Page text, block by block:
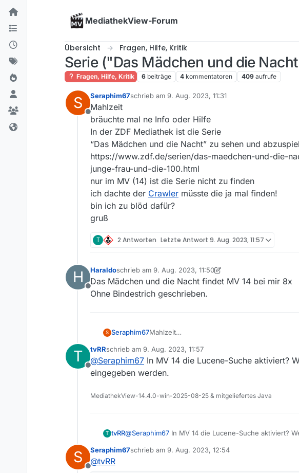
Skip to content
MediathekView-Forum
Übersicht Fragen, Hilfe, Kritik
Serie ("Das Mädchen und die
Fragen, Hilfe, Kritik 6 beiträge 4 kommentatoren 409 aufrufe
S
Offline
Seraphim67schrieb am 9. Aug. 2023, 11:31
zuletzt editiert von
Mahlzeit
bräuchte mal ne Info oder Hilfe
In der ZDF Mediathek ist die Serie
“Das Mädchen und die Nacht” zu sehen und
https://www.zdf.de/serien/das-maedchen-und-die-
junge-frau-und-die-100.html
nur im MV (14) ist die Serie nicht zu finden
ich dachte der Crawler müsste die ja mal finden!
bin ich zu blöd dafür?
gruß
T 2 Antworten Letzte Antwort 9. Aug. 2023, 11:57
H
Offline
Haraldoschrieb am 9. Aug. 2023, 11:50
zuletzt editiert von Haraldo8. Sept. 2023, 13:52
Das Mädchen und die Nacht findet MV 14 bei mir 8x
Ohne Bindestrich geschrieben.
S Seraphim67Mahlzeit
In der ZDF Mediathek ist die Serie
“Das Mädchen und die Nacht” zu sehen und
https://www.zdf.de/serien/das-maedchen-
ich dachte derCrawlermüsste die ja mal finden!
T
Offline
tvRRschrieb am 9. Aug. 2023, 11:57
zuletzt editiert von
@Seraphim67 In MV 14 die Lucene-Suche aktiviert?
eingegeben werden.
MediathekView-14.4.0-win-2025-08-25 & mitgeliefertes Java
T tvRR@Seraphim67 In MV 14 die Lucene-Suche aktiviert?
S Seraphim67schrieb am 9. Aug. 2023, 12:54
zuletzt editiert von
@tvRR